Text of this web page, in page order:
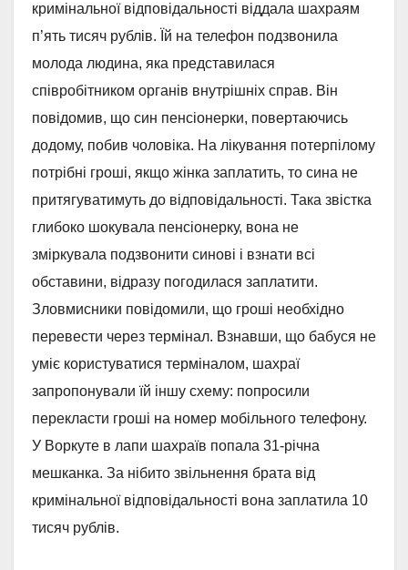
кримінальної відповідальності віддала шахраям
п’ять тисяч рублів. Їй на телефон подзвонила
молода людина, яка представилася
співробітником органів внутрішніх справ. Він
повідомив, що син пенсіонерки, повертаючись
додому, побив чоловіка. На лікування потерпілому
потрібні гроші, якщо жінка заплатить, то сина не
притягуватимуть до відповідальності. Така звістка
глибоко шокувала пенсіонерку, вона не
зміркувала подзвонити синові і взнати всі
обставини, відразу погодилася заплатити.
Зловмисники повідомили, що гроші необхідно
перевести через термінал. Взнавши, що бабуся не
уміє користуватися терміналом, шахраї
запропонували їй іншу схему: попросили
перекласти гроші на номер мобільного телефону.
У Воркуте в лапи шахраїв попала 31-річна
мешканка. За нібито звільнення брата від
кримінальної відповідальності вона заплатила 10
тисяч рублів.